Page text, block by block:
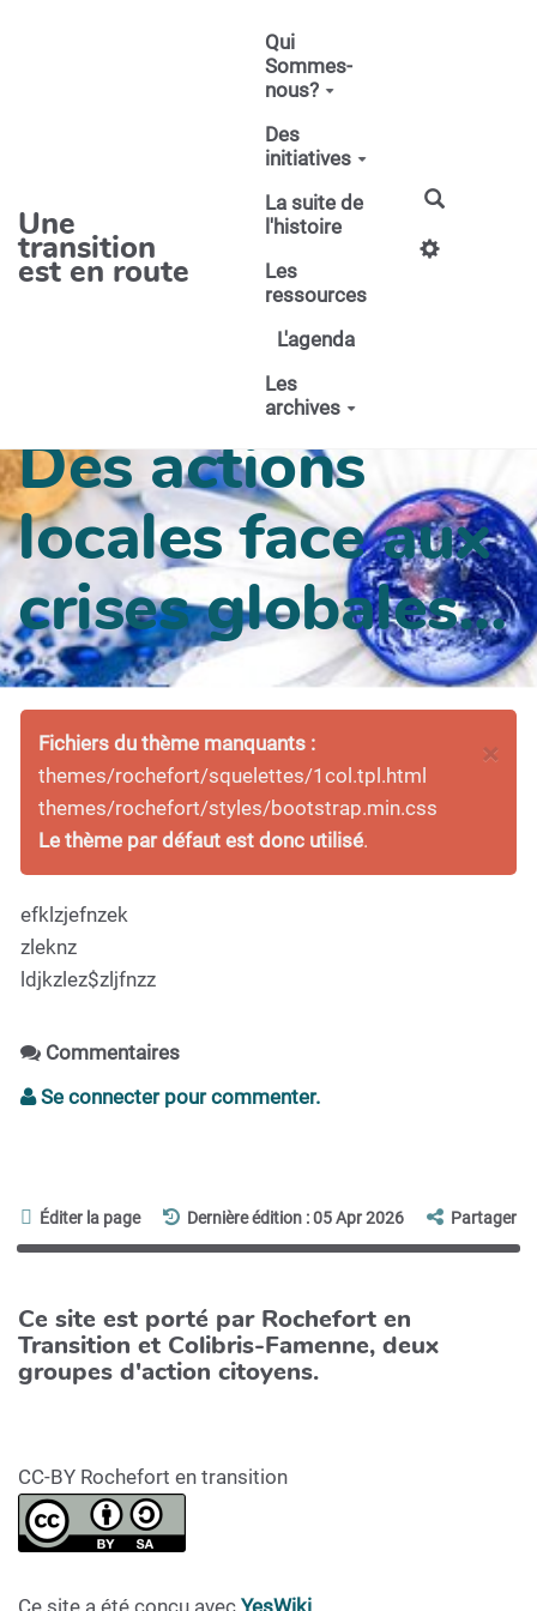
Une
transition
est en route
Qui
Sommes-
nous?
Des
initiatives
La suite de
l'histoire
Les
ressources
L'agenda
Les
archives
Des actions
locales face aux
crises globales...
×
Fichiers du thème manquants :
themes/rochefort/squelettes/1col.tpl.html
themes/rochefort/styles/bootstrap.min.css
Le thème par défaut est donc utilisé.
efklzjefnzek
zleknz
ldjkzlez$zljfnzz
Commentaires
Se connecter pour commenter.
Éditer la page Dernière édition : 05 Apr 2026 Partager
Ce site est porté par Rochefort en
Transition et Colibris-Famenne, deux
groupes d'action citoyens.
CC-BY Rochefort en transition